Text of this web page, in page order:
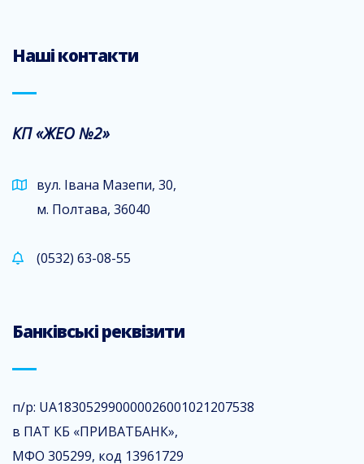
Наші контакти
КП «ЖЕО №2»
вул. Івана Мазепи, 30,
м. Полтава, 36040
(0532) 63-08-55
Банківські реквізити
п/р: UA183052990000026001021207538
в ПАТ КБ «ПРИВАТБАНК»,
МФО 305299, код 13961729